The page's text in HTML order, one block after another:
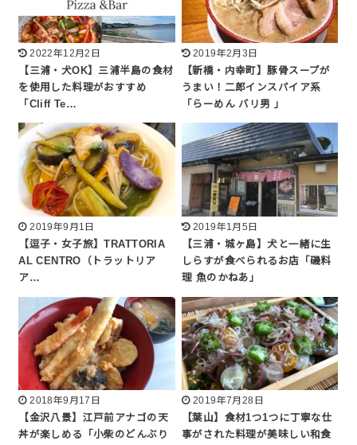
2022年12月2日
【三浦・犬OK】三浦半島の食材
を使用した料理がおすすめ
「Cliff Te…
2019年2月3日
【新橋・内幸町】豚骨スープが
うまい！二郎インスパイア系
「らーめん バリ男 」
2019年9月1日
【逗子・女子旅】TRATTORIA
AL CENTRO（トラットリア
ア…
2019年1月5日
【三浦・城ヶ島】犬と一緒に生
しらすが食べられるお店「磯料
理 魚のかねあ」
2018年9月17日
【金沢八景】江戸前アナゴの天
丼が楽しめる「小柴のどんぶり
2019年7月28日
【葉山】食材1つ1つに丁寧な仕
事がされた料理が美味しい和食